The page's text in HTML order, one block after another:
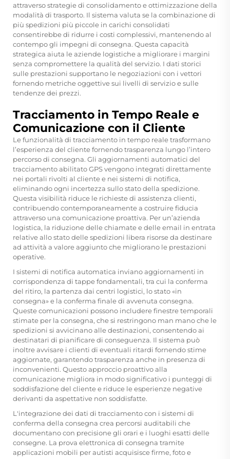
attraverso strategie di consolidamento e ottimizzazione della
modalità di trasporto. Il sistema valuta se la combinazione di
più spedizioni più piccole in carichi consolidati
consentirebbe di ridurre i costi complessivi, mantenendo al
contempo gli impegni di consegna. Questa capacità
strategica aiuta le aziende logistiche a migliorare i margini
senza compromettere la qualità del servizio. I dati storici
sulle prestazioni supportano le negoziazioni con i vettori
fornendo metriche oggettive sui livelli di servizio e sulle
tendenze dei prezzi.
Tracciamento in Tempo Reale e
Comunicazione con il Cliente
Le funzionalità di tracciamento in tempo reale trasformano
l’esperienza del cliente fornendo trasparenza lungo l’intero
percorso di consegna. Gli aggiornamenti automatici del
tracciamento abilitato GPS vengono integrati direttamente
nei portali rivolti al cliente e nei sistemi di notifica,
eliminando ogni incertezza sullo stato della spedizione.
Questa visibilità riduce le richieste di assistenza clienti,
contribuendo contemporaneamente a costruire fiducia
attraverso una comunicazione proattiva. Per un’azienda
logistica, la riduzione delle chiamate e delle email in entrata
relative allo stato delle spedizioni libera risorse da destinare
ad attività a valore aggiunto che migliorano le prestazioni
operative.
I sistemi di notifica automatica inviano aggiornamenti in
corrispondenza di tappe fondamentali, tra cui la conferma
del ritiro, la partenza dai centri logistici, lo stato «in
consegna» e la conferma finale di avvenuta consegna.
Queste comunicazioni possono includere finestre temporali
stimate per la consegna, che si restringono man mano che le
spedizioni si avvicinano alle destinazioni, consentendo ai
destinatari di pianificare di conseguenza. Il sistema può
inoltre avvisare i clienti di eventuali ritardi fornendo stime
aggiornate, garantendo trasparenza anche in presenza di
inconvenienti. Questo approccio proattivo alla
comunicazione migliora in modo significativo i punteggi di
soddisfazione del cliente e riduce le esperienze negative
derivanti da aspettative non soddisfatte.
L'integrazione dei dati di tracciamento con i sistemi di
conferma della consegna crea percorsi auditabili che
documentano con precisione gli orari e i luoghi esatti delle
consegne. La prova elettronica di consegna tramite
applicazioni mobili per autisti acquisisce firme, foto e